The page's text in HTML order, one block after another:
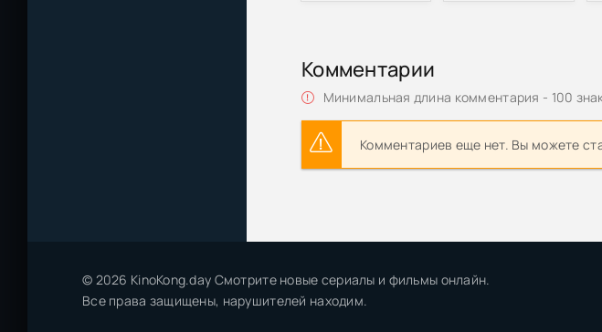
Комментарии
Минимальная длина комментария - 100
Комментариев еще нет. Вы можете
© 2026 KinoKong.day Смотрите новые сериалы и фильмы онлайн.
Все права защищены, нарушителей находим.